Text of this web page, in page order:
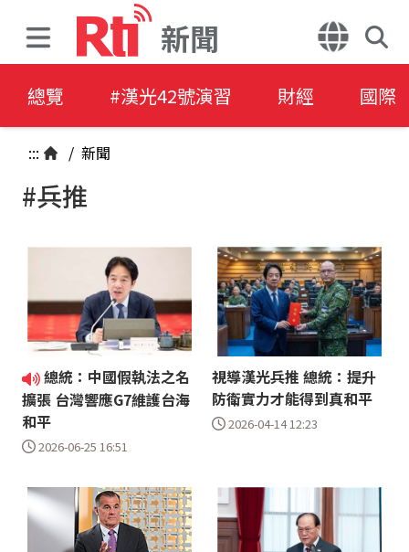
新聞
總覽 #漢光42號演習 財經 國際
::: / 新聞
#兵推
總統：中國假執法之名
擴張 台灣響應G7維護台海
和平
2026-06-25 16:51
視導漢光兵推 總統：提升
防衛實力才能得到真和平
2026-04-14 12:23